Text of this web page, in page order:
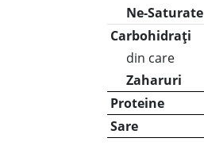
Ne-Saturate
Carbohidrați
din care
Zaharuri
Proteine
Sare